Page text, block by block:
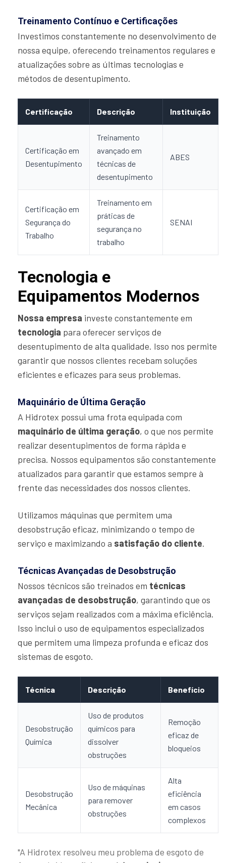
Treinamento Contínuo e Certificações
Investimos constantemente no desenvolvimento de
nossa equipe, oferecendo treinamentos regulares e
atualizações sobre as últimas tecnologias e
métodos de desentupimento.
Certificação Descrição Instituição
Certificação em
Desentupimento
Treinamento
avançado em
técnicas de
desentupimento
ABES
Certificação em
Segurança do
Trabalho
Treinamento em
práticas de
segurança no
trabalho
SENAI
Tecnologia e
Equipamentos Modernos
Nossa empresa investe constantemente em
tecnologia para oferecer serviços de
desentupimento de alta qualidade. Isso nos permite
garantir que nossos clientes recebam soluções
eficientes e eficazes para seus problemas.
Maquinário de Última Geração
A Hidrotex possui uma frota equipada com
maquinário de última geração, o que nos permite
realizar desentupimentos de forma rápida e
precisa. Nossos equipamentos são constantemente
atualizados para garantir que estamos sempre à
frente das necessidades dos nossos clientes.
Utilizamos máquinas que permitem uma
desobstrução eficaz, minimizando o tempo de
serviço e maximizando a satisfação do cliente.
Técnicas Avançadas de Desobstrução
Nossos técnicos são treinados em técnicas
avançadas de desobstrução, garantindo que os
serviços sejam realizados com a máxima eficiência.
Isso inclui o uso de equipamentos especializados
que permitem uma limpeza profunda e eficaz dos
sistemas de esgoto.
Técnica Descrição Benefício
Desobstrução
Química
Uso de produtos
químicos para
dissolver
obstruções
Remoção
eficaz de
bloqueios
Desobstrução
Mecânica
Uso de máquinas
para remover
obstruções
Alta
eficiência
em casos
complexos
"A Hidrotex resolveu meu problema de esgoto de